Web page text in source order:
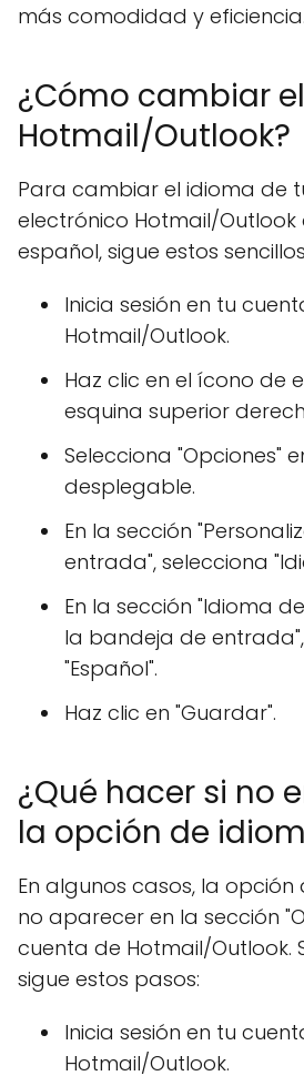
más comodidad y eficiencia.
¿Cómo cambiar
Hotmail/Outlook?
Para cambiar el idioma de
electrónico Hotmail/Outlook
español, sigue estos
Inicia sesión en tu
Hotmail/Outlook.
Haz clic en el ícono de
esquina superior
Selecciona "Opciones"
desplegable.
En la sección
entrada", selecciona
En la sección "Idioma
la bandeja de
"Español".
Haz clic en "Guardar".
¿Qué hacer si no
la opción de
En algunos casos, la
no aparecer en la sección
cuenta de Hotmail/Outlook.
sigue estos pasos:
Inicia sesión en tu
Hotmail/Outlook.